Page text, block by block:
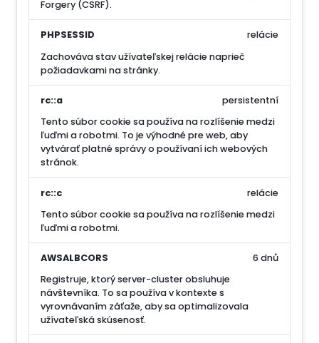
Forgery (CSRF).
PHPSESSID
Zachováva stav užívateľskej relácie naprieč
požiadavkami na stránky.
relácie
rc::a
Tento súbor cookie sa používa na rozlíšenie medzi
ľuďmi a robotmi. To je výhodné pre web, aby
vytvárať platné správy o používaní ich webových
stránok.
persistentní
rc::c
Tento súbor cookie sa používa na rozlíšenie medzi
ľuďmi a robotmi.
relácie
AWSALBCORS
Registruje, ktorý server-cluster obsluhuje
návštevníka. To sa používa v kontexte s
vyrovnávaním záťaže, aby sa optimalizovala
užívateľská skúsenosť.
6 dnů